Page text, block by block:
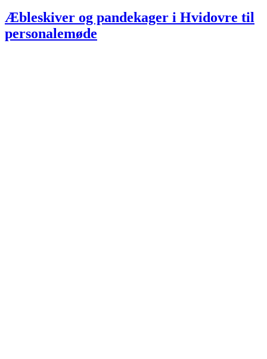
Æbleskiver og pandekager i Hvidovre til
personalemøde